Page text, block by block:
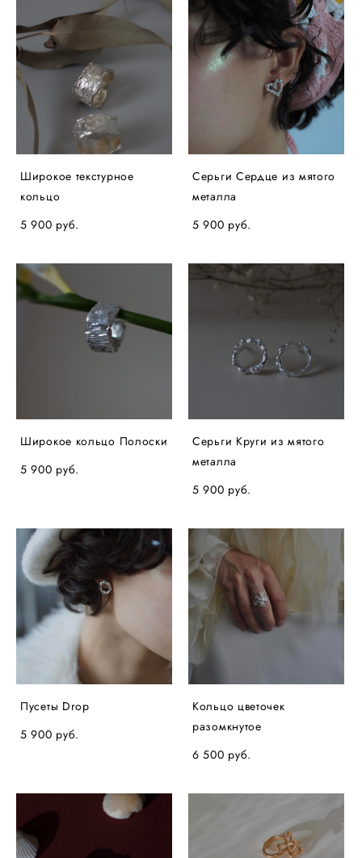
Широкое текстурное
кольцо
5 900 pуб.
Серьги Сердце из мятого
металла
5 900 pуб.
Широкое кольцо Полоски
5 900 pуб.
Серьги Круги из мятого
металла
5 900 pуб.
Пусеты Drop
5 900 pуб.
Кольцо цветочек
разомкнутое
6 500 pуб.